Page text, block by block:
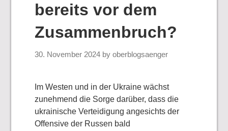
bereits vor dem
Zusammenbruch?
30. November 2024 byoberblogsaenger
Im Westen und in der Ukraine wächst
zunehmend die Sorge darüber, dass die
ukrainische Verteidigung angesichts der
Offensive der Russen bald